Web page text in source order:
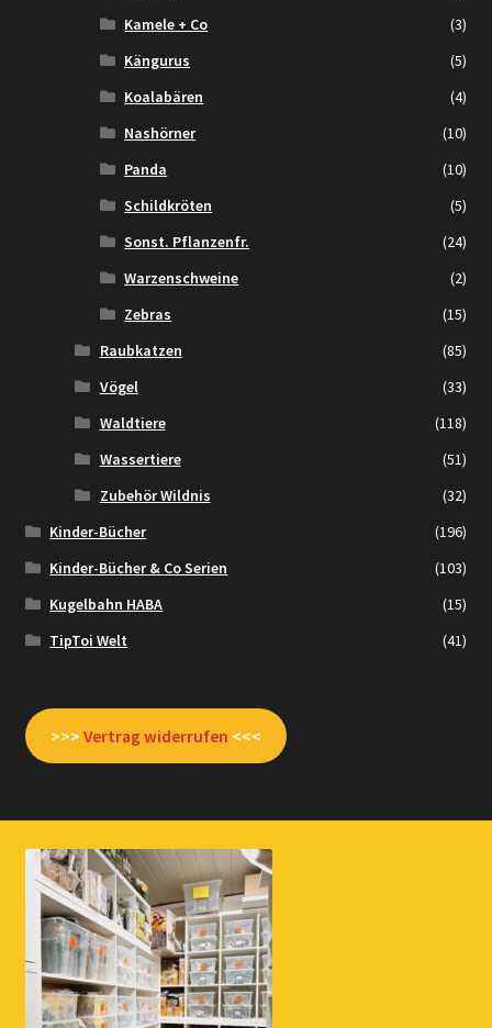
Kamele + Co
(3)
Kängurus
(5)
Koalabären
(4)
Nashörner
(10)
Panda
(10)
Schildkröten
(5)
Sonst. Pflanzenfr.
(24)
Warzenschweine
(2)
Zebras
(15)
Raubkatzen
(85)
Vögel
(33)
Waldtiere
(118)
Wassertiere
(51)
Zubehör Wildnis
(32)
Kinder-Bücher
(196)
Kinder-Bücher & Co Serien
(103)
Kugelbahn HABA
(15)
TipToi Welt
(41)
>>> Vertrag widerrufen <<<